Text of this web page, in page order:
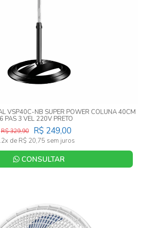
VSP40C-NB SUPER POWER COLUNA 40CM
6 PAS 3 VEL 220V PRETO
R$ 249,00
R$ 329,90
de R$ 20,75 sem juros
CONSULTAR